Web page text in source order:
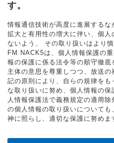
す。
情報通信技術が高度に進展する
拡大と有用性の増大に伴い、個
ないよう、 その取り扱いはより
FM NACK5は、個人情報保護の
報の保護に係る法令等の順守徹
主体の意思を尊重しつつ、放送
記の原則により、自らの規律を
な取り扱いに努め、個人情報の
人情報保護法で義務規定の適用
の個人情報の取り扱いについて
神に照らし、適切な保護に努めま